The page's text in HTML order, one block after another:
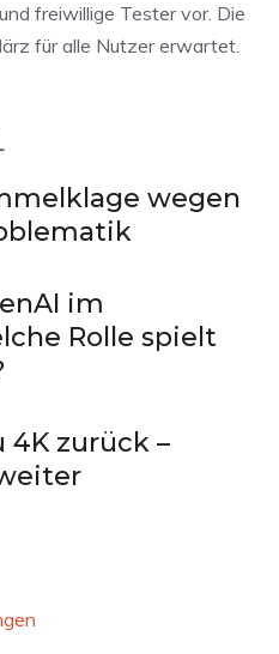
freiwillige Tester vor. Die
für alle Nutzer erwartet.
wegen
im
Rolle spielt
4K zurück –